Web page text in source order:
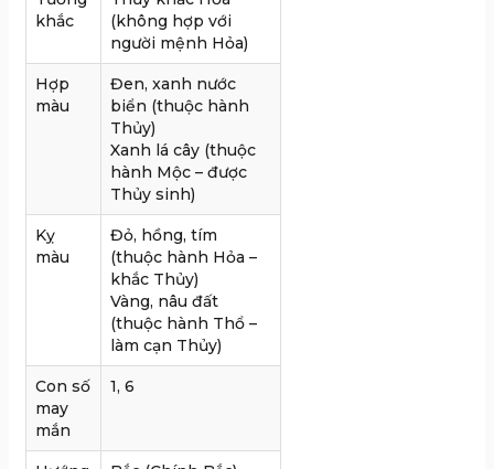
khắc
(không hợp với
người mệnh Hỏa)
Hợp
màu
Đen, xanh nước
biển (thuộc hành
Thủy)
Xanh lá cây (thuộc
hành Mộc – được
Thủy sinh)
Kỵ
màu
Đỏ, hồng, tím
(thuộc hành Hỏa –
khắc Thủy)
Vàng, nâu đất
(thuộc hành Thổ –
làm cạn Thủy)
Con số
may
mắn
1, 6